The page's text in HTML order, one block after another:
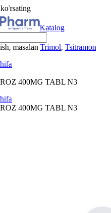
Katalog
masalan Trimol, Tsitramon
400MG TABL N3
400MG TABL N3